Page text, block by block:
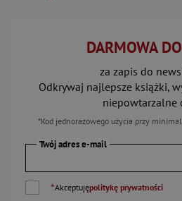
DARMOWA
za zapis do
Odkrywaj najlepsze książki,
niepowtarzalne
*Kod jednorazowego użycia przy
Twój adres e-mail
*Akceptujępolitykę prywatności